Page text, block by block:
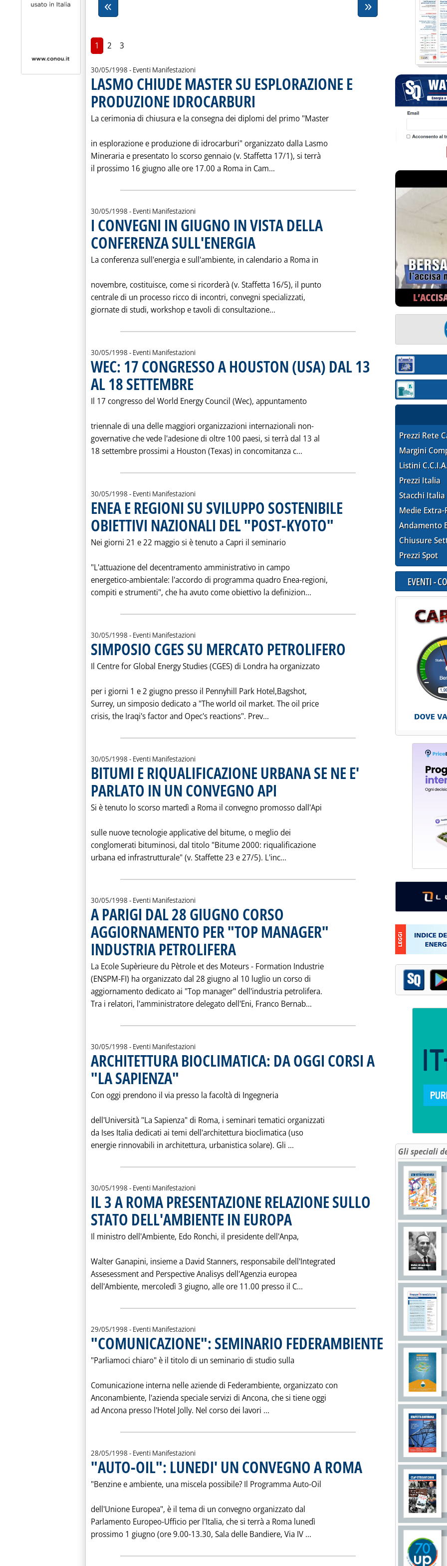
1 2 3
30/05/1998 - Eventi Manifestazioni
LASMO CHIUDE MASTER SU ESPLORAZIONE E
PRODUZIONE IDROCARBURI
La cerimonia di chiusura e la consegna dei diplomi del primo "Master
in esplorazione e produzione di idrocarburi" organizzato dalla Lasmo
Mineraria e presentato lo scorso gennaio (v. Staffetta 17/1), si terrà
il prossimo 16 giugno alle ore 17.00 a Roma in Cam... Leggi tutta la notizia: 'LASMO CHIUDE MASTER
30/05/1998 - Eventi Manifestazioni
I CONVEGNI IN GIUGNO IN VISTA DELLA
CONFERENZA SULL'ENERGIA
La conferenza sull'energia e sull'ambiente, in calendario a Roma in
novembre, costituisce, come si ricorderà (v. Staffetta 16/5), il punto
centrale di un processo ricco di incontri, convegni specializzati,
giornate di studi, workshop e tavoli di consultazione... Leggi tutta la notizia: 'I CONVEGNI IN GIUGNO
30/05/1998 - Eventi Manifestazioni
WEC: 17 CONGRESSO A HOUSTON (USA) DAL 13
AL 18 SETTEMBRE
Il 17 congresso del World Energy Council (Wec), appuntamento
triennale di una delle maggiori organizzazioni internazionali non-
governative che vede l'adesione di oltre 100 paesi, si terrà dal 13 al
18 settembre prossimi a Houston (Texas) in concomitanza c... Leggi tutta la notizia: 'WEC: 17
30/05/1998 - Eventi Manifestazioni
ENEA E REGIONI SU SVILUPPO SOSTENIBILE
OBIETTIVI NAZIONALI DEL "POST-KYOTO" . Pubblicata sabato 30 maggio 1998 alle 0.0.
Nei giorni 21 e 22 maggio si è tenuto a Capri il seminario
"L'attuazione del decentramento amministrativo in campo
energetico-ambientale: l'accordo di programma quadro Enea-regioni,
compiti e strumenti", che ha avuto come obiettivo la definizion... Leggi tutta la notizia: 'ENEA E
30/05/1998 - Eventi Manifestazioni
SIMPOSIO CGES SU MERCATO PETROLIFERO . Pubblicata sabato 30 maggio 1998 alle
Il Centre for Global Energy Studies (CGES) di Londra ha organizzato
per i giorni 1 e 2 giugno presso il Pennyhill Park Hotel,Bagshot,
Surrey, un simposio dedicato a "The world oil market. The oil price
crisis, the Iraqi's factor and Opec's reactions". Prev... Leggi tutta la notizia: 'SIMPOSIO CGES SU
30/05/1998 - Eventi Manifestazioni
BITUMI E RIQUALIFICAZIONE URBANA SE NE E'
PARLATO IN UN CONVEGNO API
Si è tenuto lo scorso martedì a Roma il convegno promosso dall'Api
sulle nuove tecnologie applicative del bitume, o meglio dei
conglomerati bituminosi, dal titolo "Bitume 2000: riqualificazione
urbana ed infrastrutturale" (v. Staffette 23 e 27/5). L'inc... Leggi tutta la notizia: 'BITUMI E
30/05/1998 - Eventi Manifestazioni
A PARIGI DAL 28 GIUGNO CORSO
AGGIORNAMENTO PER "TOP MANAGER"
INDUSTRIA PETROLIFERA
La Ecole Supèrieure du Pètrole et des Moteurs - Formation Industrie
(ENSPM-FI) ha organizzato dal 28 giugno al 10 luglio un corso di
aggiornamento dedicato ai "Top manager" dell'industria petrolifera.
Tra i relatori, l'amministratore delegato dell'Eni, Franco Bernab...
30/05/1998 - Eventi Manifestazioni
ARCHITETTURA BIOCLIMATICA: DA OGGI CORSI A
"LA SAPIENZA"
Con oggi prendono il via presso la facoltà di Ingegneria
dell'Università "La Sapienza" di Roma, i seminari tematici organizzati
da Ises Italia dedicati ai temi dell'architettura bioclimatica (uso
energie rinnovabili in architettura, urbanistica solare). Gli ... Leggi tutta la notizia: 'ARCHITETTURA
30/05/1998 - Eventi Manifestazioni
IL 3 A ROMA PRESENTAZIONE RELAZIONE SULLO
STATO DELL'AMBIENTE IN EUROPA
Il ministro dell'Ambiente, Edo Ronchi, il presidente dell'Anpa,
Walter Ganapini, insieme a David Stanners, responsabile dell'Integrated
Assesessment and Perspective Analisys dell'Agenzia europea
dell'Ambiente, mercoledì 3 giugno, alle ore 11.00 presso il C... Leggi tutta la notizia: 'IL 3 A ROMA
29/05/1998 - Eventi Manifestazioni
"COMUNICAZIONE": SEMINARIO FEDERAMBIENTE . Pubblicata venerdì 29
"Parliamoci chiaro" è il titolo di un seminario di studio sulla
Comunicazione interna nelle aziende di Federambiente, organizzato con
Anconambiente, l'azienda speciale servizi di Ancona, che si tiene oggi
ad Ancona presso l'Hotel Jolly. Nel corso dei lavori ... Leggi tutta la notizia: '"COMUNICAZIONE":
28/05/1998 - Eventi Manifestazioni
"AUTO-OIL": LUNEDI' UN CONVEGNO A ROMA . Pubblicata giovedì 28 maggio
"Benzine e ambiente, una miscela possibile? Il Programma Auto-Oil
dell'Unione Europea", è il tema di un convegno organizzato dal
Parlamento Europeo-Ufficio per l'Italia, che si terrà a Roma lunedì
prossimo 1 giugno (ore 9.00-13.30, Sala delle Bandiere, Via IV ... Leggi tutta la notizia: '"AUTO-OIL":
Sezione:
Sezione:
Prezzi Rete
Margini
Listini
Prezzi Italia
Stacchi Italia
Medie Extra-
Andamento
Chiusure
Prezzi Spot
EVENTI -
Gli speciali